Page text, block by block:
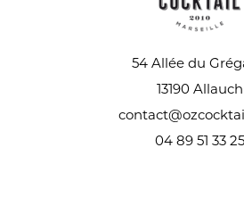
54 Allée du
13190 Allauch
04 89 51 33 25